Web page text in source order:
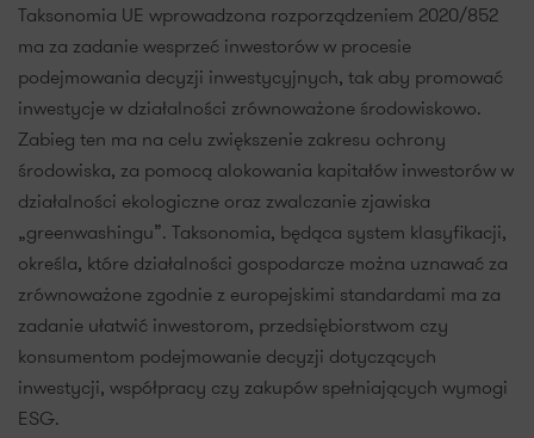
Taksonomia UE wprowadzona rozporządzeniem 2020/852
ma za zadanie wesprzeć inwestorów w procesie
podejmowania decyzji inwestycyjnych, tak aby promować
inwestycje w działalności zrównoważone środowiskowo.
Zabieg ten ma na celu zwiększenie zakresu ochrony
środowiska, za pomocą alokowania kapitałów inwestorów w
działalności ekologiczne oraz zwalczanie zjawiska
„greenwashingu”. Taksonomia, będąca system klasyfikacji,
określa, które działalności gospodarcze można uznawać za
zrównoważone zgodnie z europejskimi standardami ma za
zadanie ułatwić inwestorom, przedsiębiorstwom czy
konsumentom podejmowanie decyzji dotyczących
inwestycji, współpracy czy zakupów spełniających wymogi
ESG.